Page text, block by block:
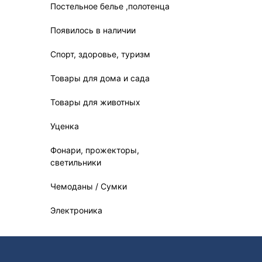
Постельное белье ,полотенца
Появилось в наличии
Спорт, здоровье, туризм
Товары для дома и сада
Товары для животных
Уценка
Фонари, прожекторы,
светильники
Чемоданы / Сумки
Электроника